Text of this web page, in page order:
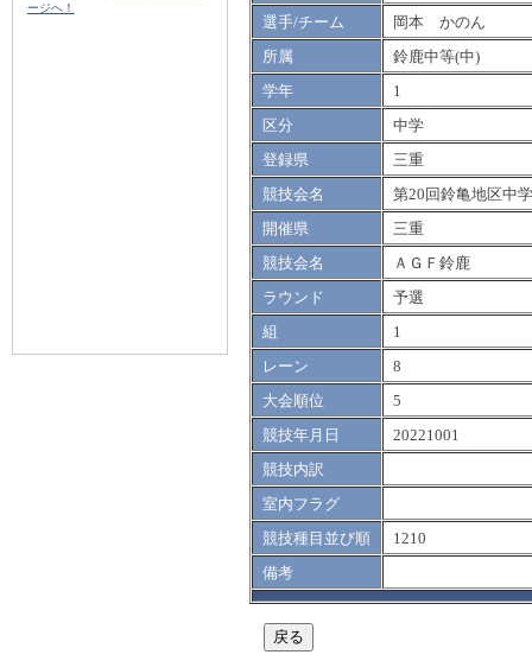
ージへ！
選手/チーム
岡本 かのん
所属
鈴鹿中等(中)
学年
1
区分
中学
登録県
三重
競技会名
第20回鈴亀地区中
開催県
三重
競技会名
ＡＧＦ鈴鹿
ラウンド
予選
組
1
レーン
8
大会順位
5
競技年月日
20221001
競技内訳
室内フラグ
競技種目並び順
1210
備考